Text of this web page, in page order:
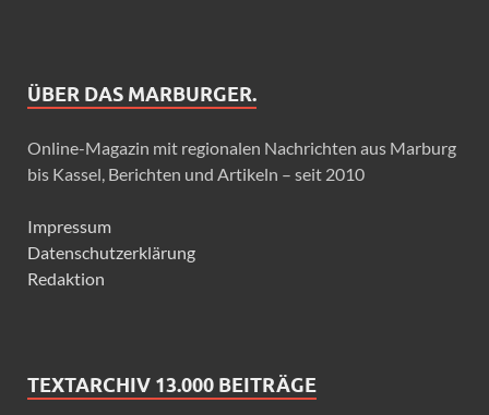
ÜBER DAS MARBURGER.
Online-Magazin mit regionalen Nachrichten aus Marburg
bis Kassel, Berichten und Artikeln – seit 2010
Impressum
Datenschutzerklärung
Redaktion
TEXTARCHIV 13.000 BEITRÄGE